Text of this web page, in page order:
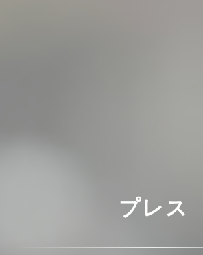
プレス